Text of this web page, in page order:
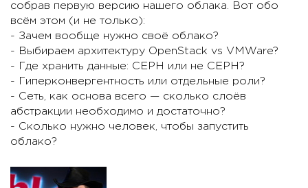
собрав первую версию нашего облака. Вот обо
всём этом (и не только):
- Зачем вообще нужно своё облако?
- Выбираем архитектуру OpenStack vs VMWare?
- Где хранить данные: CEPH или не CEPH?
- Гиперконвергентность или отдельные роли?
- Сеть, как основа всего — сколько слоёв
абстракции необходимо и достаточно?
- Сколько нужно человек, чтобы запустить
облако?